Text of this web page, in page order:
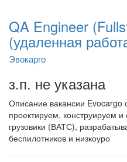
QA Engineer
(удаленная
Эвокарго
з.п. не указана
Описание вакансии Evocargo
проектируем, конструируем
грузовики (ВАТС),
беспилотников и низкоуро